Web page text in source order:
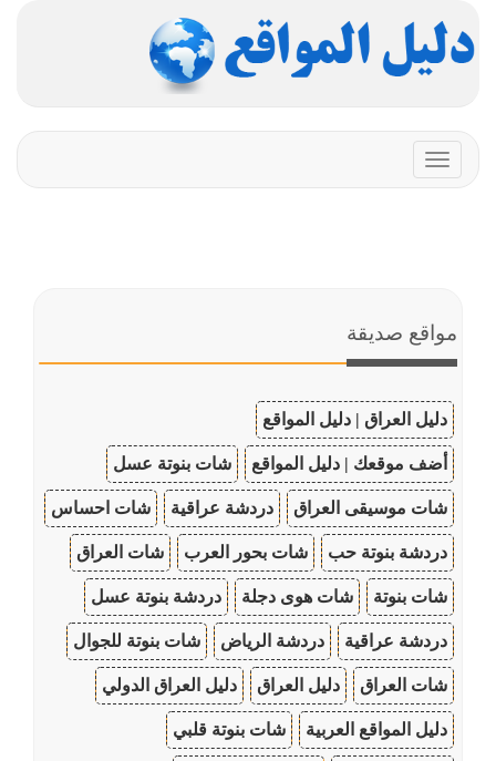
Toggle
navigation
مواقع صديقة
دليل العراق | دليل المواقع
أضف موقعك | دليل المواقع شات بنوتة عسل
شات موسيقى العراق دردشة عراقية شات احساس
دردشة بنوتة حب شات بحور العرب شات العراق
شات بنوتة شات هوى دجلة دردشة بنوتة عسل
دردشة عراقية دردشة الرياض شات بنوتة للجوال
شات العراق دليل العراق دليل العراق الدولي
دليل المواقع العربية شات بنوتة قلبي